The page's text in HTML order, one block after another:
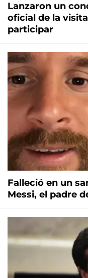
Lanzaron un
oficial de la
participar
Falleció en un
Messi, el padre